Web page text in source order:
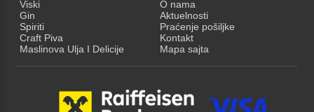
Viski
Gin
Spiriti
Craft Piva
Maslinova Ulja I Delicije
O nama
Aktuelnosti
Praćenje pošiljke
Kontakt
Mapa sajta